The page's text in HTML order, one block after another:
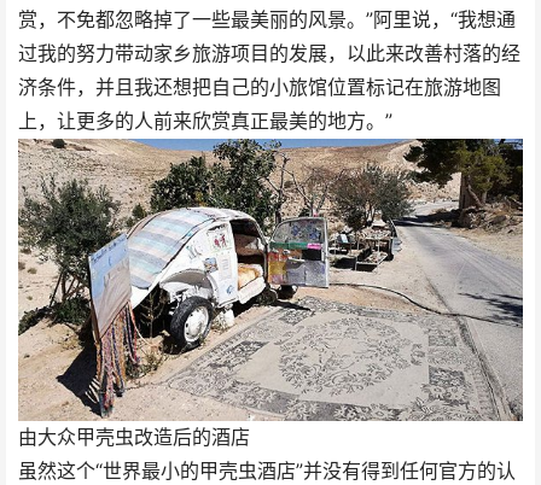
赏，不免都忽略掉了一些最美丽的风景。”阿里说，“我想通
过我的努力带动家乡旅游项目的发展，以此来改善村落的经
济条件，并且我还想把自己的小旅馆位置标记在旅游地图
上，让更多的人前来欣赏真正最美的地方。”
由大众甲壳虫改造后的酒店
虽然这个“世界最小的甲壳虫酒店”并没有得到任何官方的认